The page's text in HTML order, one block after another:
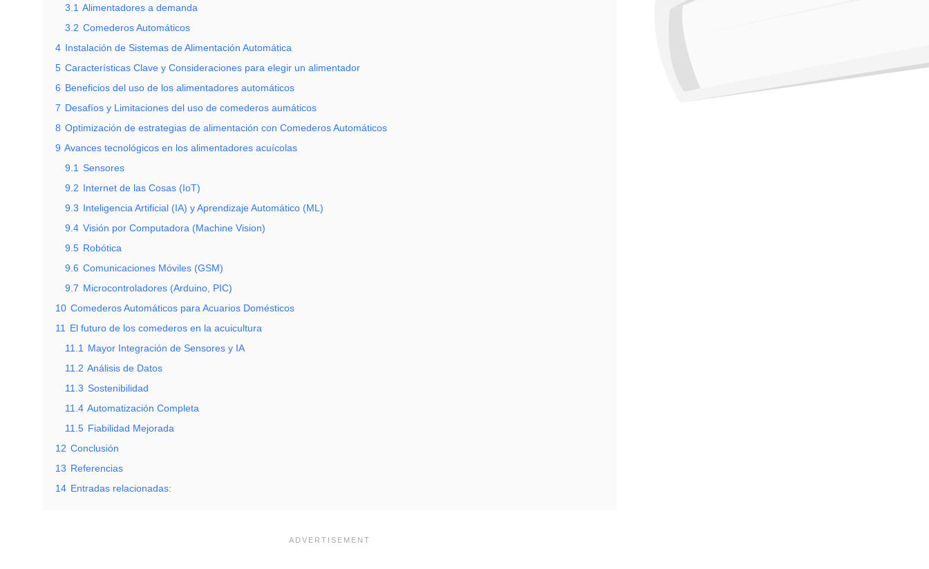
3.1 Alimentadores a demanda
3.2 Comederos Automáticos
4 Instalación de Sistemas de Alimentación Automática
5 Características Clave y Consideraciones para elegir un alimentador
6 Beneficios del uso de los alimentadores automáticos
7 Desafíos y Limitaciones del uso de comederos aumáticos
8 Optimización de estrategias de alimentación con Comederos Automáticos
9 Avances tecnológicos en los alimentadores acuícolas
9.1 Sensores
9.2 Internet de las Cosas (IoT)
9.3 Inteligencia Artificial (IA) y Aprendizaje Automático (ML)
9.4 Visión por Computadora (Machine Vision)
9.5 Robótica
9.6 Comunicaciones Móviles (GSM)
9.7 Microcontroladores (Arduino, PIC)
10 Comederos Automáticos para Acuarios Domésticos
11
El futuro de los comederos en la acuicultura
11.1
Mayor Integración de Sensores y IA
11.2 Análisis de Datos
11.3 Sostenibilidad
11.4 Automatización Completa
11.5 Fiabilidad Mejorada
12 Conclusión
13 Referencias
14 Entradas relacionadas: